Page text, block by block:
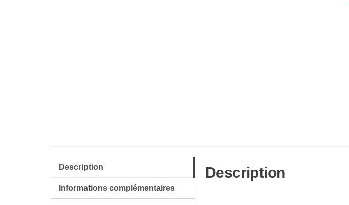
Description
Informations complémentaires
Description